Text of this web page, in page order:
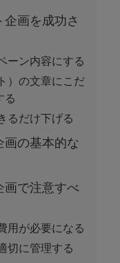
画を成功さ
ーン内容にする
）の文章にこだ
る
るだけ下げる
画の基本的な
画で注意すべ
用が必要になる
切に管理する